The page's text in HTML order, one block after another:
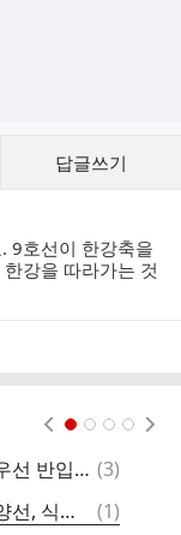
답글쓰기
9호선이 한강축을
강을 따라가는 것
12월 21일 보라매공원 지하차량기지에 우선 반입된 신림선 전동차 2편성 (총 6량) 모습 댓
(3)
왕숙신도시(9호선 연장), 창릉신도시(고양선, 식사-고양시청-대곡 신교통) 노선도
댓
(1)